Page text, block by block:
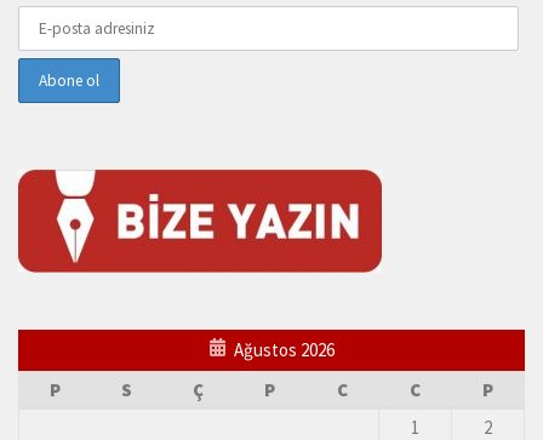
Ağustos 2026
P
S Ç P C C
P
1
2